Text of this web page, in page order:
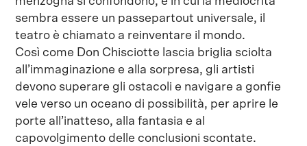
sembra essere un passepartout universale, il
teatro è chiamato a reinventare il mondo.
Così come Don Chisciotte lascia briglia sciolta
all’immaginazione e alla sorpresa, gli artisti
devono superare gli ostacoli e navigare a gonfie
vele verso un oceano di possibilità, per aprire le
porte all’inatteso, alla fantasia e al
capovolgimento delle conclusioni scontate.